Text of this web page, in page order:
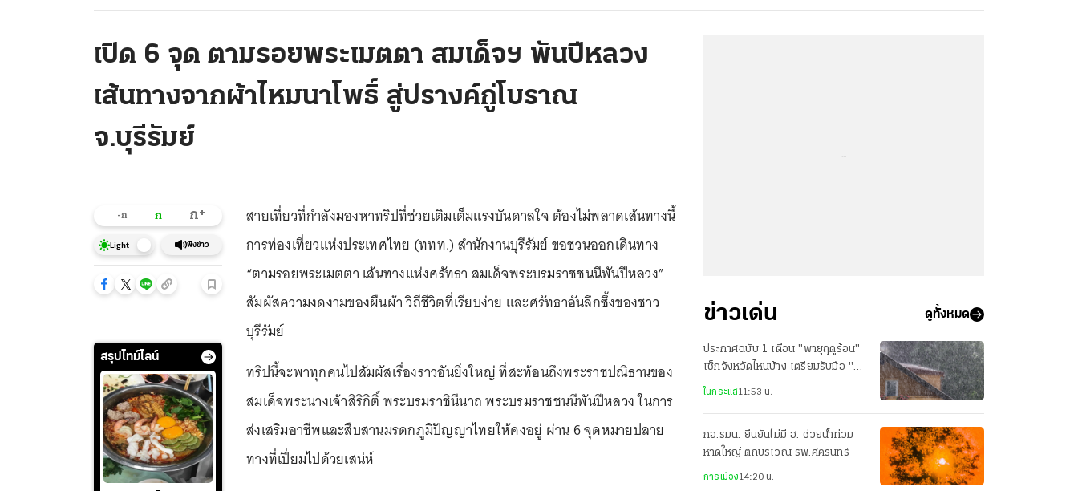
เปิด 6 จุด ตามรอยพระเมตตา สมเด็จฯ พันปีหลวง
เส้นทางจากผ้าไหมนาโพธิ์ สู่ปรางค์กู่โบราณ
จ.บุรีรัมย์
-ก ก ก+
Light ฟังข่าว
สรุปไทม์ไลน์
สายเที่ยวที่กำลังมองหาทริปที่ช่วยเติมเต็มแรงบันดาลใจ ต้องไม่พลาดเส้นทางนี้
การท่องเที่ยวแห่งประเทศไทย (ททท.) สำนักงานบุรีรัมย์ ขอชวนออกเดินทาง
“ตามรอยพระเมตตา เส้นทางแห่งศรัทธา สมเด็จพระบรมราชชนนีพันปีหลวง”
สัมผัสความงดงามของผืนผ้า วิถีชีวิตที่เรียบง่าย และศรัทธาอันลึกซึ้งของชาว
บุรีรัมย์
ทริปนี้จะพาทุกคนไปสัมผัสเรื่องราวอันยิ่งใหญ่ ที่สะท้อนถึงพระราชปณิธานของ
สมเด็จพระนางเจ้าสิริกิติ์ พระบรมราชินีนาถ พระบรมราชชนนีพันปีหลวง ในการ
ส่งเสริมอาชีพและสืบสานมรดกภูมิปัญญาไทยให้คงอยู่ ผ่าน 6 จุดหมายปลาย
ทางที่เปี่ยมไปด้วยเสน่ห์
ข่าวเด่น ดูทั้งหมด
ประกาศฉบับ 1 เตือน "พายุฤดูร้อน"
เช็กจังหวัดไหนบ้าง เตรียมรับมือ "ฝน
ตกหนัก"
ในกระแส11:53 น.
กอ.รมน. ยืนยันไม่มี ฮ. ช่วยน้ำท่วม
หาดใหญ่ ตกบริเวณ รพ.ศิครินทร์
การเมือง14:20 น.